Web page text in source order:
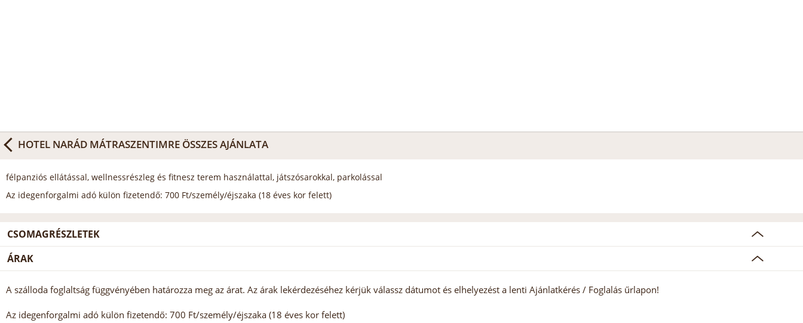
HOTEL NARÁD MÁTRASZENTIMRE ÖSSZES AJÁNLATA
félpanziós ellátással, wellnessrészleg és fitnesz terem használattal, játszósarokkal, parkolással
Az idegenforgalmi adó külön fizetendő: 700 Ft/személy/éjszaka (18 éves kor felett)
CSOMAGRÉSZLETEK
ÁRAK
A szálloda foglaltság függvényében határozza meg az árat. Az árak lekérdezéséhez kérjük válassz dátumot és elhelyezést a lenti Ajánlatkérés / Foglalás űrlapon!
Az idegenforgalmi adó külön fizetendő: 700 Ft/személy/éjszaka (18 éves kor felett)